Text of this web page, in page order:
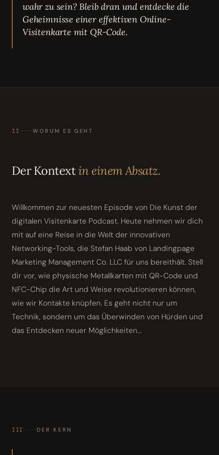
wahr zu sein? Bleib dran und entdecke die
Geheimnisse einer effektiven Online-
Visitenkarte mit QR-Code.
II WORUM ES GEHT
Der Kontextin einem Absatz.
Willkommen zur neuesten Episode von Die Kunst der
digitalen Visitenkarte Podcast. Heute nehmen wir dich
mit auf eine Reise in die Welt der innovativen
Networking-Tools, die Stefan Haab von Landingpage
Marketing Management Co. LLC für uns bereithält. Stell
dir vor, wie physische Metallkarten mit QR-Code und
NFC-Chip die Art und Weise revolutionieren können,
wie wir Kontakte knüpfen. Es geht nicht nur um
Technik, sondern um das Überwinden von Hürden und
das Entdecken neuer Möglichkeiten...
III DER KERN